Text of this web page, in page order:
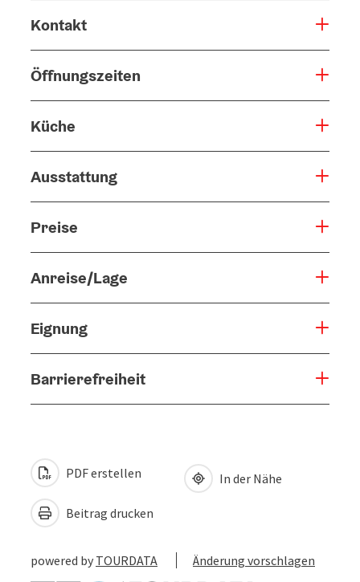
Kontakt
Öffnungszeiten
Küche
Ausstattung
Preise
Anreise/Lage
Eignung
Barrierefreiheit
PDF erstellen
Beitrag drucken
In der Nähe
powered by TOURDATA Änderung vorschlagen